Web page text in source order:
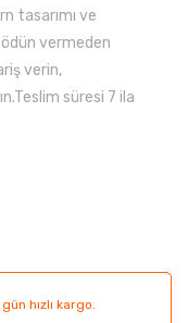
tasarımı ve
vermeden
verin,
süresi 7 ila